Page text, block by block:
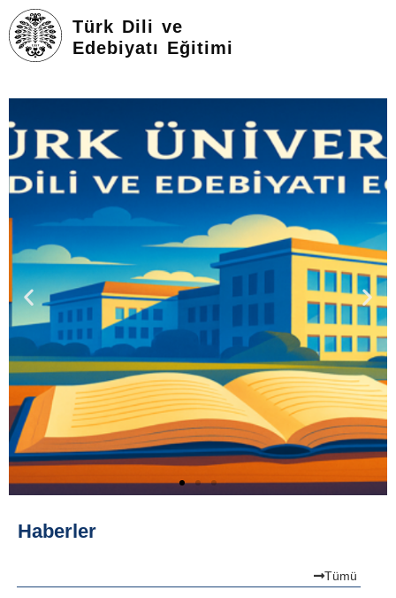
Türk Dili ve
Edebiyatı Eğitimi
Haberler
Tümü